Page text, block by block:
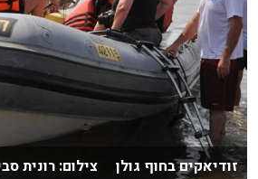
זודיאקים בחוף גולן צילום: רונית